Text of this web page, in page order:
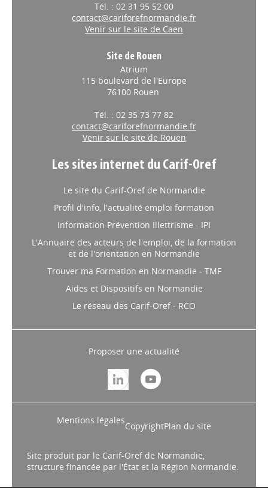
Tél. : 02 31 95 52 00
contact@cariforefnormandie.fr
Venir sur le site de Caen
Site de Rouen
Atrium
115 boulevard de l'Europe
76100 Rouen
Tél. : 02 35 73 77 82
contact@cariforefnormandie.fr
Venir sur le site de Rouen
Les sites internet du Carif-Oref
Le site du Carif-Oref de Normandie
Profil d'info, l'actualité emploi formation
Information Prévention Illettrisme - IPI
L'Annuaire des acteurs de l'emploi, de la formation
et de l'orientation en Normandie
Trouver ma Formation en Normandie - TMF
Aides et Dispositifs en Normandie
Le réseau des Carif-Oref - RCO
Proposer une actualité
Mentions légales
CopyrightPlan du site
Site produit par le Carif-Oref de Normandie,
structure financée par l'État et la Région Normandie.